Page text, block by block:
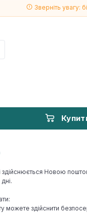
Зверніть увагу:
здійснюється Новою
можете здійснити